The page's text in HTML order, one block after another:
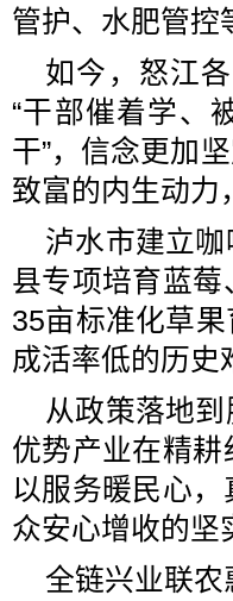
管护、水肥管控
如今，怒江
“干部催着学、
干”，信念更加
致富的内生动力
泸水市建立
县专项培育蓝
35亩标准化草
成活率低的历史
从政策落地
优势产业在精
以服务暖民心
众安心增收的坚
全链兴业联